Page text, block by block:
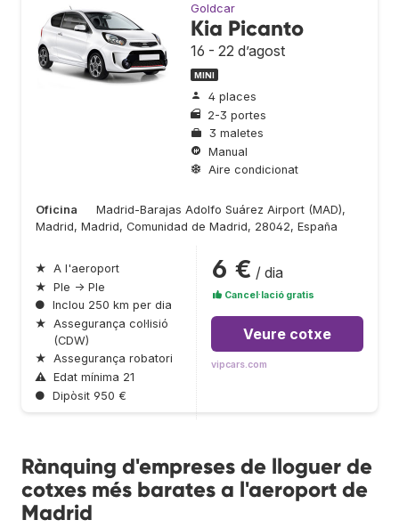
Goldcar
Kia Picanto
16 - 22 d’agost
MINI
4 places
2-3 portes
3 maletes
Manual
Aire condicionat
Oficina
Madrid-Barajas Adolfo Suárez Airport (MAD),
Madrid, Madrid, Comunidad de Madrid, 28042, España
★ A l'aeroport
★ Ple → Ple
● Inclou 250 km per dia
★ Assegurança col·lisió
(CDW)
★ Assegurança robatori
⚠ Edat mínima 21
● Dipòsit 950 €
6 € / dia
Cancel·lació gratis
Veure cotxe
vipcars.com
Rànquing d'empreses de lloguer de
cotxes més barates a l'aeroport de
Madrid